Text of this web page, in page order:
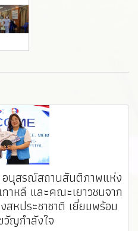
นุสรณ์สถานสันติภาพแห่ง
าหลี และคณะเยาวชนจาก
หประชาชาติ เยี่ยมพร้อม
ญกำลังใจ